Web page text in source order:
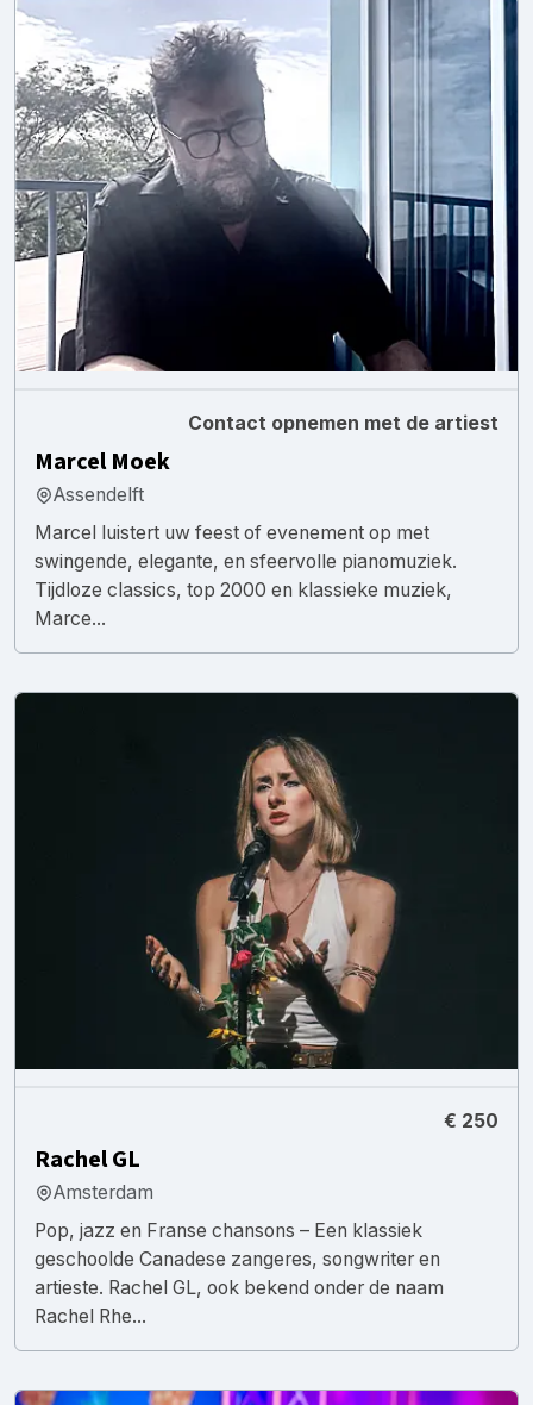
Contact opnemen met de artiest
Marcel Moek
Assendelft
Marcel luistert uw feest of evenement op met
swingende, elegante, en sfeervolle pianomuziek.
Tijdloze classics, top 2000 en klassieke muziek,
Marce...
€ 250
Rachel GL
Amsterdam
Pop, jazz en Franse chansons – Een klassiek
geschoolde Canadese zangeres, songwriter en
artieste. Rachel GL, ook bekend onder de naam
Rachel Rhe...